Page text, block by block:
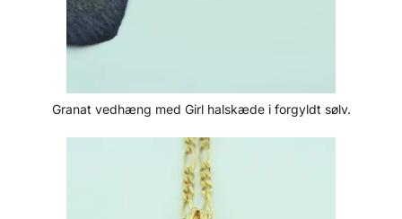
Granat vedhæng med Girl halskæde i forgyldt sølv.